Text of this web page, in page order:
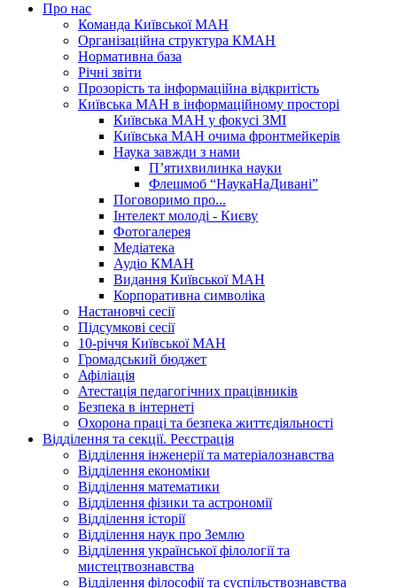
Про нас
Команда Київської МАН
Організаційна структура КМАН
Нормативна база
Річні звіти
Прозорість та інформаційна відкритість
Київська МАН в інформаційному просторі
Київська МАН у фокусі ЗМІ
Київська МАН очима фронтмейкерів
Наука завжди з нами
П’ятихвилинка науки
Флешмоб “НаукаНаДивані”
Поговоримо про...
Інтелект молоді - Києву
Фотогалерея
Медіатека
Аудіо КМАН
Видання Київської МАН
Корпоративна символіка
Настановчі сесії
Підсумкові сесії
10-річчя Київської МАН
Громадський бюджет
Афіліація
Атестація педагогічних працівників
Безпека в інтернеті
Охорона праці та безпека життєдіяльності
Відділення та секції. Реєстрація
Відділення інженерії та матеріалознавства
Відділення економіки
Відділення математики
Відділення фізики та астрономії
Відділення історії
Відділення наук про Землю
Відділення української філології та
мистецтвознавства
Відділення філософії та суспільствознавства